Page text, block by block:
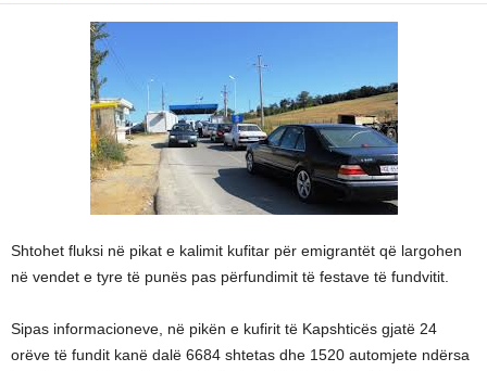
Shtohet fluksi në pikat e kalimit kufitar për emigrantët që largohen
në vendet e tyre të punës pas përfundimit të festave të fundvitit.
Sipas informacioneve, në pikën e kufirit të Kapshticës gjatë 24
orëve të fundit kanë dalë 6684 shtetas dhe 1520 automjete ndërsa